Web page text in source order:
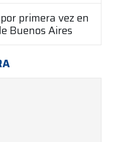
primera vez en
Buenos Aires